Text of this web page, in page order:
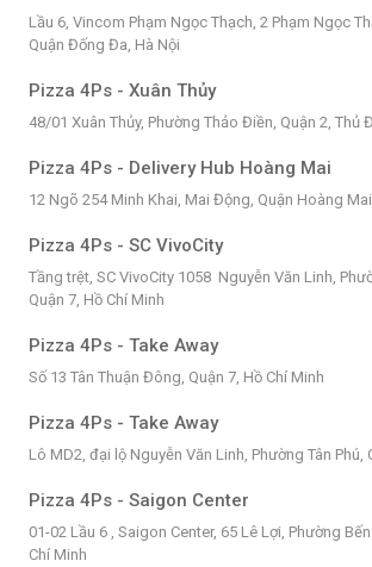
Lầu 6, Vincom Phạm Ngọc Thạch, 2 Phạm Ngọc
Quận Đống Đa, Hà Nội
Pizza 4Ps - Xuân Thủy
48/01 Xuân Thủy, Phường Thảo Điền, Quận 2, Thủ
Pizza 4Ps - Delivery Hub Hoàng Mai
12 Ngõ 254 Minh Khai, Mai Động, Quận Hoàng
Pizza 4Ps - SC VivoCity
Tầng trệt, SC VivoCity 1058 Nguyễn Văn Linh,
Quận 7, Hồ Chí Minh
Pizza 4Ps - Take Away
Số 13 Tân Thuận Đông, Quận 7, Hồ Chí Minh
Pizza 4Ps - Take Away
Lô MD2, đại lộ Nguyễn Văn Linh, Phường Tân Phú,
Pizza 4Ps - Saigon Center
01-02 Lầu 6 , Saigon Center, 65 Lê Lợi, Phường
Chí Minh